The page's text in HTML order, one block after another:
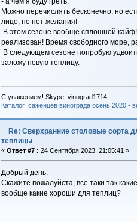
Можно перечислять бесконечно, но
лицо, но нет желания!
В этом сезоне вообще сплошной кайф!
реализован! Время свободного море,
В следующем сезоне попробую
заложу новую теплицу.
С уважением! Skype vinograd1714
Каталог саженцев винограда осень 2020 -
Re: Сверхранние столовые сорта
теплицы
« Ответ #7 : 24 Сентября 2023, 21:05:41 »
Добрый день.
Скажите пожалуйста, все таки так
вообще какие хороши для теплиц?